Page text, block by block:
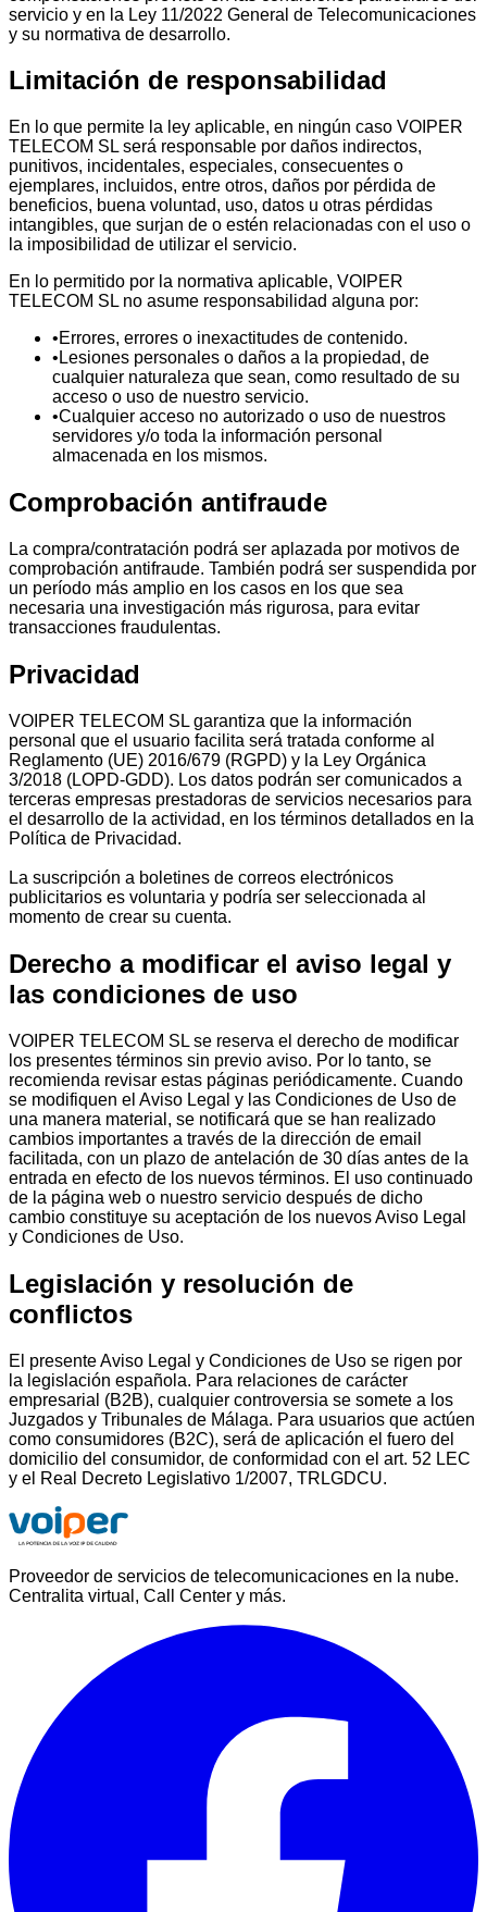
servicio y en la Ley 11/2022 General de Telecomunicaciones
y su normativa de desarrollo.
Limitación de responsabilidad
En lo que permite la ley aplicable, en ningún caso VOIPER
TELECOM SL será responsable por daños indirectos,
punitivos, incidentales, especiales, consecuentes o
ejemplares, incluidos, entre otros, daños por pérdida de
beneficios, buena voluntad, uso, datos u otras pérdidas
intangibles, que surjan de o estén relacionadas con el uso o
la imposibilidad de utilizar el servicio.
En lo permitido por la normativa aplicable, VOIPER
TELECOM SL no asume responsabilidad alguna por:
•Errores, errores o inexactitudes de contenido.
• Lesiones personales o daños a la propiedad, de
cualquier naturaleza que sean, como resultado de su
acceso o uso de nuestro servicio.
•Cualquier acceso no autorizado o uso de nuestros
servidores y/o toda la información personal
almacenada en los mismos.
Comprobación antifraude
La compra/contratación podrá ser aplazada por motivos de
comprobación antifraude. También podrá ser suspendida por
un período más amplio en los casos en los que sea
necesaria una investigación más rigurosa, para evitar
transacciones fraudulentas.
Privacidad
VOIPER TELECOM SL garantiza que la información
personal que el usuario facilita será tratada conforme al
Reglamento (UE) 2016/679 (RGPD) y la Ley Orgánica
3/2018 (LOPD-GDD). Los datos podrán ser comunicados a
terceras empresas prestadoras de servicios necesarios para
el desarrollo de la actividad, en los términos detallados en la
Política de Privacidad.
La suscripción a boletines de correos electrónicos
publicitarios es voluntaria y podría ser seleccionada al
momento de crear su cuenta.
Derecho a modificar el aviso legal y
las condiciones de uso
VOIPER TELECOM SL se reserva el derecho de modificar
los presentes términos sin previo aviso. Por lo tanto, se
recomienda revisar estas páginas periódicamente. Cuando
se modifiquen el Aviso Legal y las Condiciones de Uso de
una manera material, se notificará que se han realizado
cambios importantes a través de la dirección de email
facilitada, con un plazo de antelación de 30 días antes de la
entrada en efecto de los nuevos términos. El uso continuado
de la página web o nuestro servicio después de dicho
cambio constituye su aceptación de los nuevos Aviso Legal
y Condiciones de Uso.
Legislación y resolución de
conflictos
El presente Aviso Legal y Condiciones de Uso se rigen por
la legislación española. Para relaciones de carácter
empresarial (B2B), cualquier controversia se somete a los
Juzgados y Tribunales de Málaga. Para usuarios que actúen
como consumidores (B2C), será de aplicación el fuero del
domicilio del consumidor, de conformidad con el art. 52 LEC
y el Real Decreto Legislativo 1/2007, TRLGDCU.
Proveedor de servicios de telecomunicaciones en la nube.
Centralita virtual, Call Center y más.